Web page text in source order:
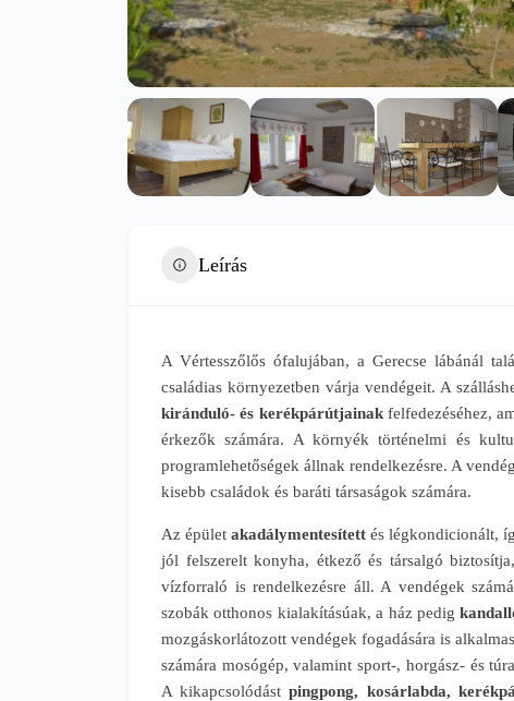
Leírás
A Vértesszőlős ófalujában, a Gerecse lábánál
családias környezetben várja vendégeit. A
kiránduló- és kerékpárútjainakfelfedezéséhez,
érkezők számára. A környék történelmi és
programlehetőségek állnak rendelkezésre. A
kisebb családok és baráti társaságok számára.
Az épületakadálymentesített és légkondicionált,
jól felszerelt konyha, étkező és társalgó
vízforraló is rendelkezésre áll. A vendégek
szobák otthonos kialakításúak, a ház pedig
mozgáskorlátozott vendégek fogadására is
számára mosógép, valamint sport-, horgász- és
A kikapcsolódást pingpong, kosárlabda,